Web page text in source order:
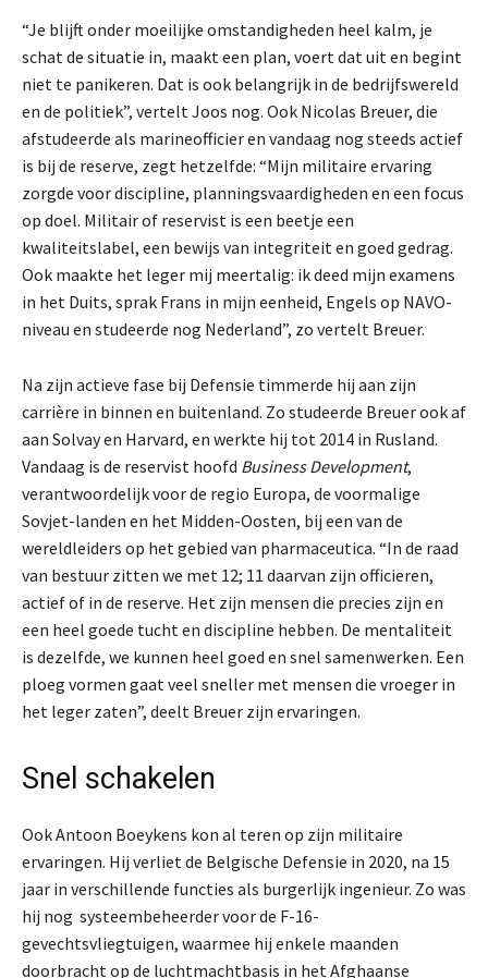
“Je blijft onder moeilijke omstandigheden heel kalm, je
schat de situatie in, maakt een plan, voert dat uit en begint
niet te panikeren. Dat is ook belangrijk in de bedrijfswereld
en de politiek”, vertelt Joos nog. Ook Nicolas Breuer, die
afstudeerde als marineofficier en vandaag nog steeds actief
is bij de reserve, zegt hetzelfde: “Mijn militaire ervaring
zorgde voor discipline, planningsvaardigheden en een focus
op doel. Militair of reservist is een beetje een
kwaliteitslabel, een bewijs van integriteit en goed gedrag.
Ook maakte het leger mij meertalig: ik deed mijn examens
in het Duits, sprak Frans in mijn eenheid, Engels op NAVO-
niveau en studeerde nog Nederland”, zo vertelt Breuer.
Na zijn actieve fase bij Defensie timmerde hij aan zijn
carrière in binnen en buitenland. Zo studeerde Breuer ook af
aan Solvay en Harvard, en werkte hij tot 2014 in Rusland.
Vandaag is de reservist hoofd Business Development,
verantwoordelijk voor de regio Europa, de voormalige
Sovjet-landen en het Midden-Oosten, bij een van de
wereldleiders op het gebied van pharmaceutica. “In de raad
van bestuur zitten we met 12; 11 daarvan zijn officieren,
actief of in de reserve. Het zijn mensen die precies zijn en
een heel goede tucht en discipline hebben. De mentaliteit
is dezelfde, we kunnen heel goed en snel samenwerken. Een
ploeg vormen gaat veel sneller met mensen die vroeger in
het leger zaten”, deelt Breuer zijn ervaringen.
Snel schakelen
Ook Antoon Boeykens kon al teren op zijn militaire
ervaringen. Hij verliet de Belgische Defensie in 2020, na 15
jaar in verschillende functies als burgerlijk ingenieur. Zo was
hij nog systeembeheerder voor de F-16-
gevechtsvliegtuigen, waarmee hij enkele maanden
doorbracht op de luchtmachtbasis in het Afghaanse